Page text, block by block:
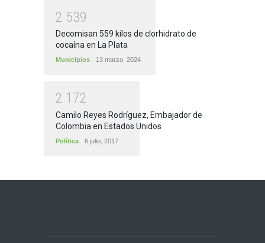
2 539
Decomisan 559 kilos de clorhidrato de
cocaína en La Plata
Municipios 13 marzo, 2024
2 1 72
Camilo Reyes Rodríguez, Embajador de
Colombia en Estados Unidos
Política 6 julio, 2017